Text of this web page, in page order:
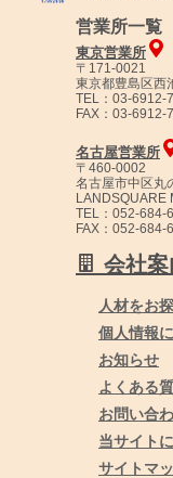
営業所一覧
東京営業所
〒171-0021
東京都豊島区西
TEL：03-6912-
FAX：03-6912-
名古屋営業所
〒460-0002
名古屋市中区丸
LANDSQUARE
TEL：052-684-
FAX：052-684-
会社案
人材をお
個人情報
お知らせ
よくある
お問い合
当サイト
サイトマ